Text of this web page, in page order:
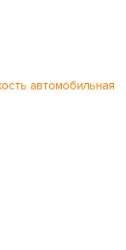
автомобильная